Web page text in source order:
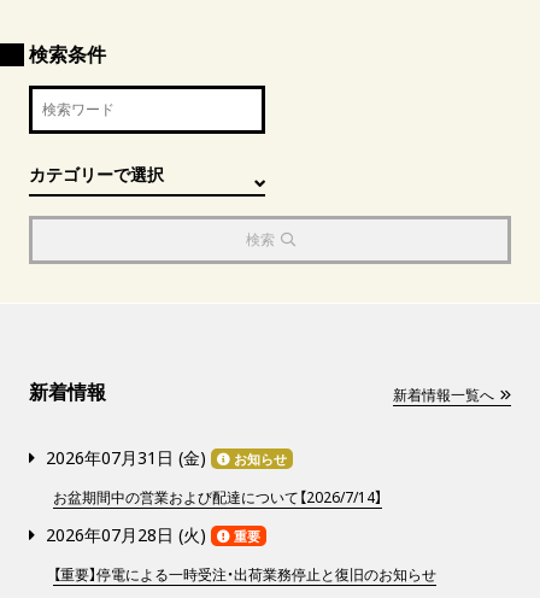
検索条件
検索
新着情報 新着情報一覧へ
2026年07月31日 (金) お知らせ
お盆期間中の営業および配達について【2026/7/14】
2026年07月28日 (火) 重要
【重要】停電による一時受注・出荷業務停止と復旧のお知らせ